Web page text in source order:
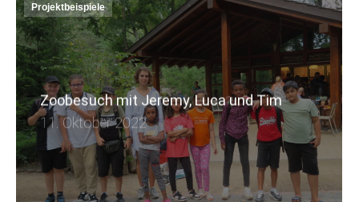
Projektbeispiele
Zoobesuch mit Jeremy, Luca und Tim
11. Oktober 2022